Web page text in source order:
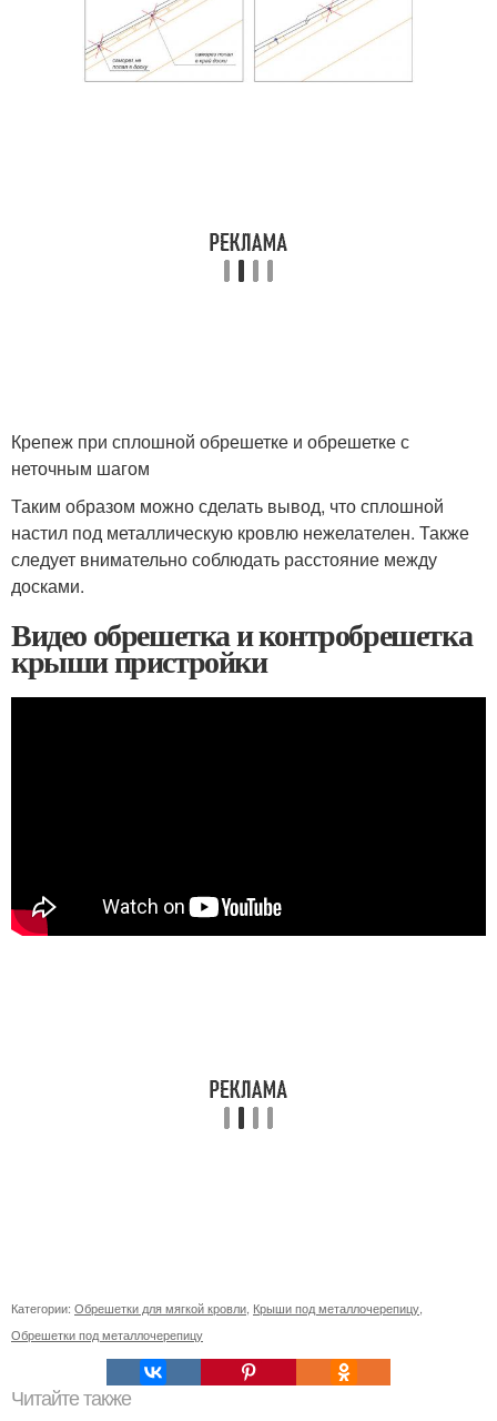
Крепеж при сплошной обрешетке и обрешетке с
неточным шагом
Таким образом можно сделать вывод, что сплошной
настил под металлическую кровлю нежелателен. Также
следует внимательно соблюдать расстояние между
досками.
Видео обрешетка и контробрешетка
крыши пристройки
Категории: Обрешетки для мягкой кровли Крыши под металлочерепицу
Обрешетки под металлочерепицу
Читайте также